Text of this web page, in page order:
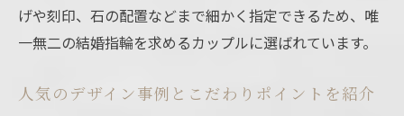
げや刻印、石の配置などまで細かく指定できるため、唯
一無二の結婚指輪を求めるカップルに選ばれています。
人気のデザイン事例とこだわりポイントを紹介